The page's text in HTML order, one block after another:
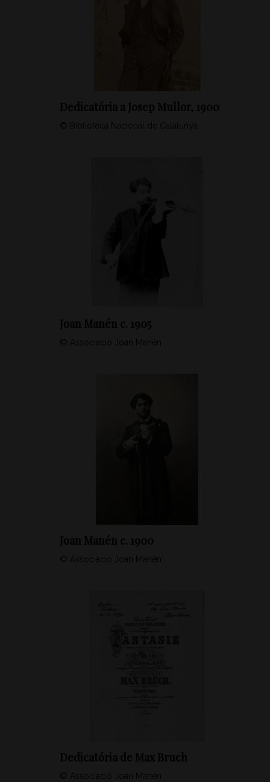
Dedicatória a Josep Mullor, 1900
© Biblioteca Nacional de Catalunya
Joan Manén c. 1905
© Associació Joan Manén
Joan Manén c. 1900
© Associació Joan Manén
Dedicatória de Max Bruch
© Associació Joan Manén